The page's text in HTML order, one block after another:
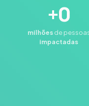
+0
milhõesde
impactadas